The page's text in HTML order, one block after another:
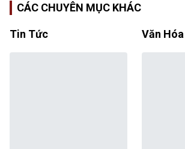
CÁC CHUYÊN MỤC KHÁC
Tin Tức Văn Hóa